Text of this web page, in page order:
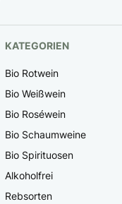
KATEGORIEN
Bio Rotwein
Bio Weißwein
Bio Roséwein
Bio Schaumweine
Bio Spirituosen
Alkoholfrei
Rebsorten